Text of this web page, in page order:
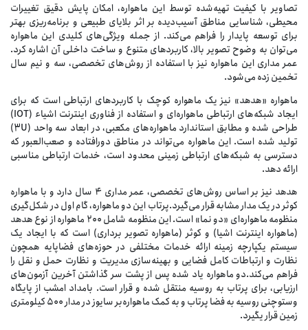
تصاویر با کیفیت تهیه‌شده توسط این ماهواره، امکان پایش دقیق تغییرات
محیطی، شناسایی مناطق آسیب‌دیده بر اثر بلایای طبیعی و برنامه‌ریزی بهتر
برای توسعه پایدار را فراهم می‌کند. از جمله ویژگی‌های کلیدی این ماهواره
می‌توان به وضوح تصویر بالا، کاربردهای متنوع و ساخت داخلی آن اشاره کرد.
عمر مداری این ماهواره نیز با استفاده از روش‌های تخصصی، سه و نیم سال
تخمین زده می‌شود.
ماهواره «هدهد» نیز یک ماهواره کوچک با کاربردهای ارتباطی است که برای
ایجاد شبکه‌های ارتباطی ماهواره‌ای و استفاده از فناوری اینترنت اشیاء (IOT)
طراحی شده و مطابق استاندارد ماهواره‌های مکعبی، در ابعاد سه واحد (3U)
تولید شده است. این ماهواره می‌تواند در مناطق دورافتاده و صعب‌العبور که
دسترسی به شبکه‌های ارتباطی زمینی محدود است، خدمات ارتباطی مناسبی
ارائه دهد.
هدهد نیز بر اساس روش‌های تخصصی، عمر مداری ۴ سال دارد و با ماهواره
کوثر در یک مدار مشابه قرار می‌گیرد.پرتاب این دو ماهواره، گام اول در شکل‌گیری
منظومه ماهواره‌ای «دو نما» است. این منظومه شامل ۲۰۰ ماهواره از نوع هدهد
(ماهواره اینترنت اشیا) و کوثر (ماهواره تصویر برداری) است که با ایجاد یک
سیستم یکپارچه زمینه ارائه خدمات مختلفی در حوزه‌های فضاپایه همچون
نظارت و ارتباطات کامل فضایی و بهینه‌سازی مدیریت و نظارت حمل و نقل را
فراهم می‌کند.دو ماهواره یاد شده پس از پشت سر گذاشتن آخرین آزمون‌های
ارزیابی، برای پرتاب به روسیه منتقل شده و قرار است. بامداد امشب از پایگاه
وستوچنی روسیه به فضا پرتاب و به کمک ماهواره‌بر سایوز در مدار ۵۰۰ کیلومتری
زمین قرار یگیرد.